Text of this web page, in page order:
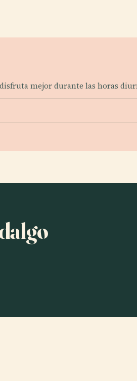
mejor durante las horas